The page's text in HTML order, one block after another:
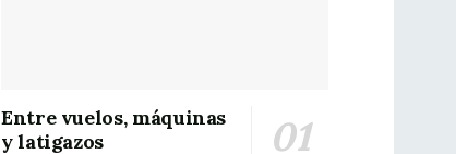
Entre vuelos, máquinas
y latigazos